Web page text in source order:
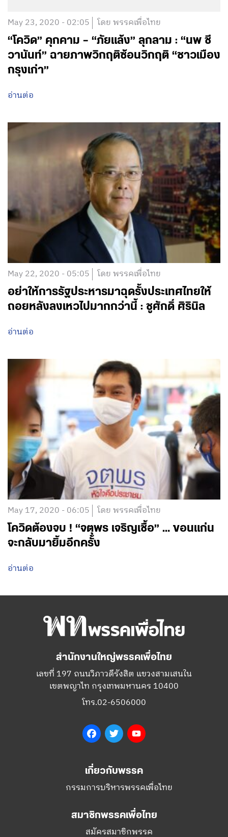
May 23, 2020 - 02:05 โดย พรรคเพื่อไทย
“โควิด” คุกคาม – “ภัยแล้ง” ลุกลาม : “นพ ชี
วานันท์” ฉายภาพวิกฤติซ้อนวิกฤติ “ชาวเมือง
กรุงเก่า”
อ่านต่อ
May 22, 2020 - 05:05 โดย พรรคเพื่อไทย
อย่าให้การรัฐประหารมาฉุดรั้งประเทศไทยให้
ถอยหลังลงเหวไปมากกว่านี้ : ชูศักดิ์ ศิรินิล
อ่านต่อ
May 17, 2020 - 06:05 โดย พรรคเพื่อไทย
โควิดต้องจบ ! “จตุพร เจริญเชื้อ” … ขอนแก่น
จะกลับมายิ้มอีกครั้ง
อ่านต่อ
สำนักงานใหญ่พรรคเพื่อไทย
เลขที่ 197 ถนนวิภาวดีรังสิต แขวงสามเสนใน
เขตพญาไท กรุงเทพมหานคร 10400
โทร.02-6506000
FacebookTwitter
เกี่ยวกับพรรค
กรรมการบริหารพรรคเพื่อไทย
สมาชิกพรรคเพื่อไทย
สมัครสมาชิกพรรค